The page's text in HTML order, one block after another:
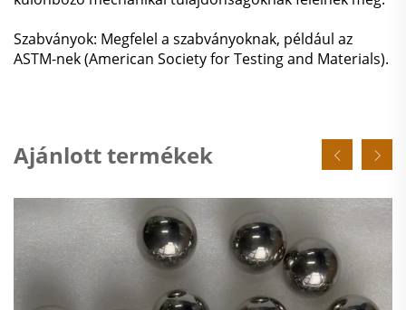
Szabványok: Megfelel a szabványoknak, például az
ASTM-nek (American Society for Testing and Materials).
Ajánlott termékek